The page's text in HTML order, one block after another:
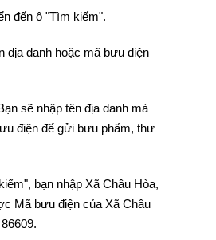
đến ô "Tìm kiếm".
địa danh hoặc mã bưu điện
sẽ nhập tên địa danh mà
điện để gửi bưu phẩm, thư
bạn nhập Xã Châu Hòa,
Mã bưu điện của Xã Châu